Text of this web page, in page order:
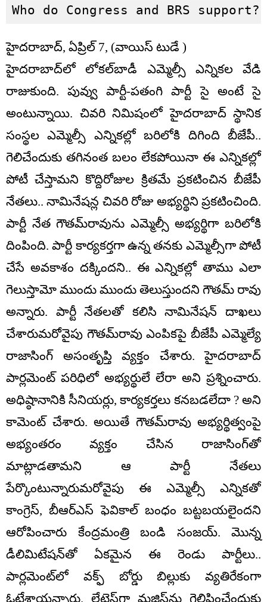
Who do Congress and BRS support?
హైదరాబాద్, ఏప్రిల్ 7, (వాయిస్ టుడే )
హైదరాబాద్‌లో లోకల్‌బాడీ ఎమ్మెల్సీ ఎన్నికల వేడి
రాజుకుంది. పువ్వు పార్టీ-పతంగి పార్టీ సై అంటే సై
అంటున్నాయి. చివరి నిమిషంలో హైదరాబాద్‌ స్థానిక
సంస్థల ఎమ్మెల్సీ ఎన్నికల్లో బరిలోకి దిగింది బీజేపీ..
గెలిచేందుకు తగినంత బలం లేకపోయినా ఈ ఎన్నికల్లో
పోటీ చేస్తామని కొద్దిరోజుల క్రితమే ప్రకటించిన బీజేపీ
నేతలు.. నామినేషన్ల చివరి రోజు అభ్యర్థిని ప్రకటించింది.
పార్టీ నేత గౌతమ్‌రావును ఎమ్మెల్సీ అభ్యర్థిగా బరిలోకి
దింపింది. పార్టీ కార్యకర్తగా ఉన్న తనకు ఎమ్మెల్సీగా పోటీ
చేసే అవకాశం దక్కిందని.. ఈ ఎన్నికల్లో తాము ఎలా
గెలుస్తామో ముందు ముందు తెలుస్తుందని గౌతమ్ రావు
అన్నారు. పార్టీ నేతలతో కలిసి నామినేషన్ దాఖలు
చేశారుమరోవైపు గౌతమ్‌రావు ఎంపికపై బీజేపీ ఎమ్మెల్యే
రాజాసింగ్ అసంతృప్తి వ్యక్తం చేశారు. హైదరాబాద్
పార్లమెంట్ పరిధిలో అభ్యర్థులే లేరా అని ప్రశ్నించారు.
అధిష్ఠానానికి సీనియర్లు, కార్యకర్తలు కనబడలేదా ? అని
కామెంట్ చేశారు. అయితే గౌతమ్‌రావు అభ్యర్థిత్వంపై
అభ్యంతరం వ్యక్తం చేసిన రాజాసింగ్‌తో
మాట్లాడతామని ఆ పార్టీ నేతలు
పేర్కొంటున్నారుమరోవైపు ఈ ఎమ్మెల్సీ ఎన్నికతో
కాంగ్రెస్‌, బీఆర్‌ఎస్‌ ఫెవికాల్‌ బంధం బట్టబయలైందని
ఆరోపించారు కేంద్రమంత్రి బండి సంజయ్. మొన్న
డీలిమిటేషన్‌తో ఏకమైన ఈ రెండు పార్టీలు..
పార్లమెంట్‌లో వక్ఫ్ బోర్డు బిల్లుకు వ్యతిరేకంగా
ఓటేశాయన్నారు. లేటెస్ట్‌గా మజ్లిస్‌ను గెలిపించేందుకు